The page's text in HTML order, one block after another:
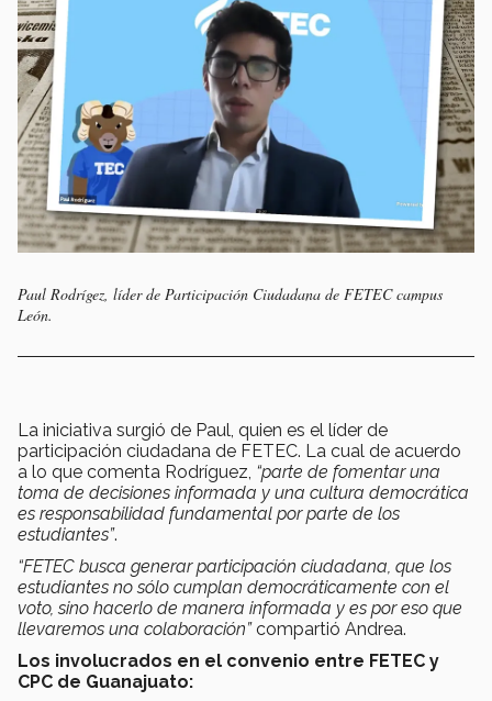
Paul Rodrígez, líder de Participación Ciudadana de FETEC campus
León.
La iniciativa surgió de Paul, quien es el líder de
participación ciudadana de FETEC. La cual de acuerdo
a lo que comenta Rodríguez, “parte de fomentar una
toma de decisiones informada y una cultura democrática
es responsabilidad fundamental por parte de los
estudiantes”.
“FETEC busca generar participación ciudadana, que los
estudiantes no sólo cumplan democráticamente con el
voto, sino hacerlo de manera informada y es por eso que
llevaremos una colaboración”compartió Andrea.
Los involucrados en el convenio entre FETEC y
CPC de Guanajuato: